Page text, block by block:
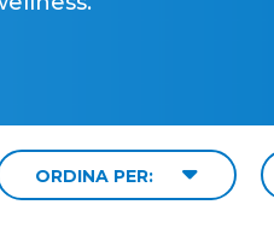
ORDINA PER: